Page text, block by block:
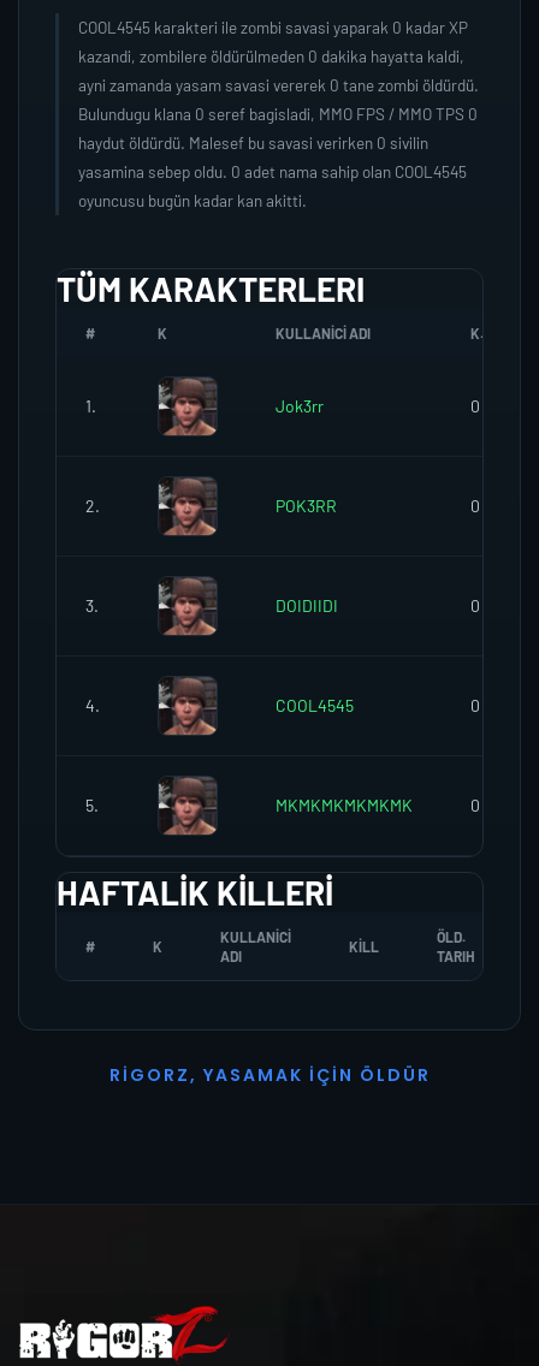
COOL4545 karakteri ile zombi savasi yaparak 0 kadar XP
kazandi, zombilere öldürülmeden 0 dakika hayatta kaldi,
ayni zamanda yasam savasi vererek 0 tane zombi öldürdü.
Bulundugu klana 0 seref bagisladi, MMO FPS / MMO TPS 0
haydut öldürdü. Malesef bu savasi verirken 0 sivilin
yasamina sebep oldu. 0 adet nama sahip olan COOL4545
oyuncusu bugün kadar kan akitti.
TÜM KARAKTERLERI
# K KULLANICI ADI K.SEREFI
1. Jok3rr 0
2. POK3RR 0
3. DOIDIIDI 0
4. COOL4545 0
5. MKMKMKMKMKMK 0
HAFTALIK KILLERI
# K
KULLANICI
ADI
KILL
ÖLD.
TARIH
R I G O R Z, YASAMAK İ ÇI N Ö L D Ü R